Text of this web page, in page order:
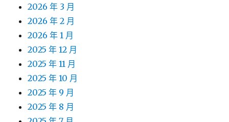
2026 年 3 月
2026 年 2 月
2026 年 1 月
2025 年 12 月
2025 年 11 月
2025 年 10 月
2025 年 9 月
2025 年 8 月